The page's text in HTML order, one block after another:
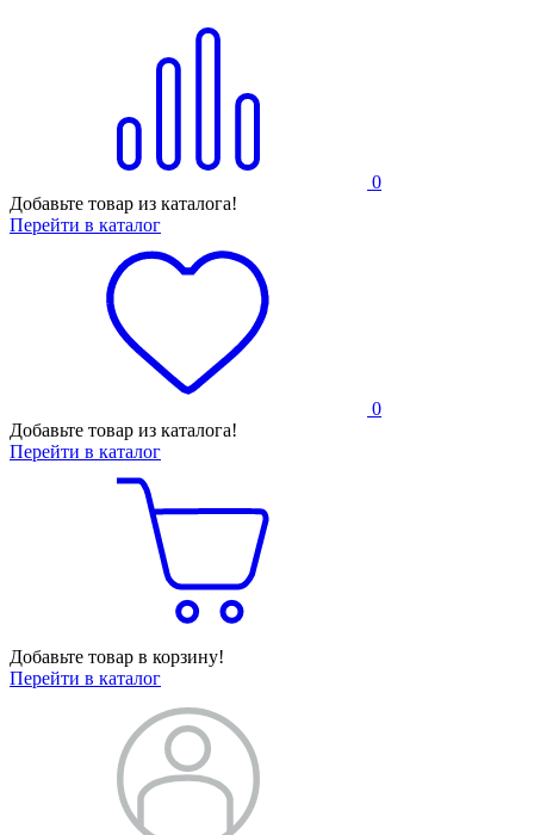
0
Добавьте товар из каталога!
Перейти в каталог
0
Добавьте товар из каталога!
Перейти в каталог
Добавьте товар в корзину!
Перейти в каталог